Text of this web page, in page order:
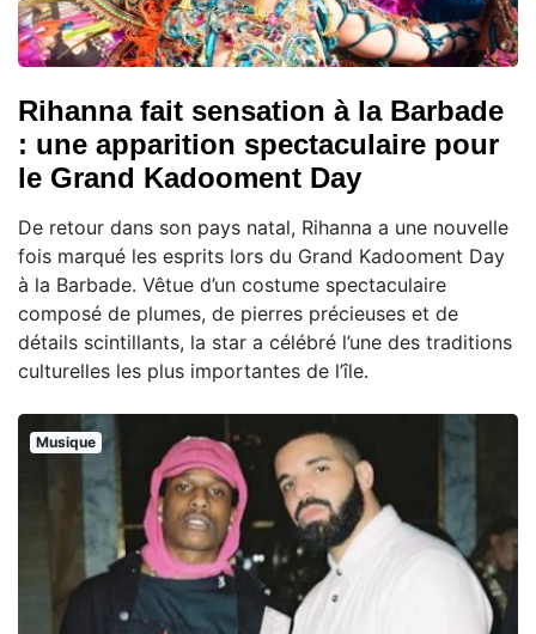
Rihanna fait sensation à la Barbade
: une apparition spectaculaire pour
le Grand Kadooment Day
De retour dans son pays natal, Rihanna a une nouvelle
fois marqué les esprits lors du Grand Kadooment Day
à la Barbade. Vêtue d’un costume spectaculaire
composé de plumes, de pierres précieuses et de
détails scintillants, la star a célébré l’une des traditions
culturelles les plus importantes de l’île.
Musique